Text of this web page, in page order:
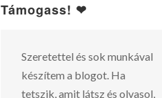
Támogass! ❤
Szeretettel és sok munkával
készítem a blogot. Ha
tetszik, amit látsz és olvasol,